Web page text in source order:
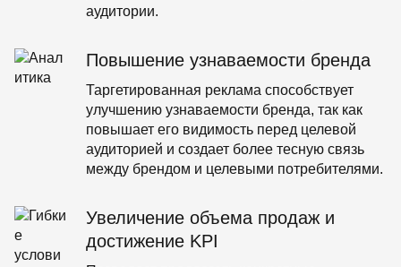
аудитории.
Повышение узнаваемости бренда
Таргетированная реклама способствует
улучшению узнаваемости бренда, так как
повышает его видимость перед целевой
аудиторией и создает более тесную связь
между брендом и целевыми потребителями.
Увеличение объема продаж и
достижение KPI